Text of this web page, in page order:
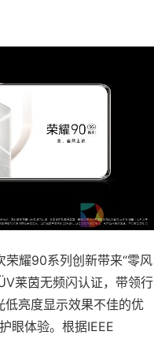
荣耀90系列创新带来“零风
莱茵无频闪认证，带领行
亮度显示效果不佳的优
眼体验。根据IEEE